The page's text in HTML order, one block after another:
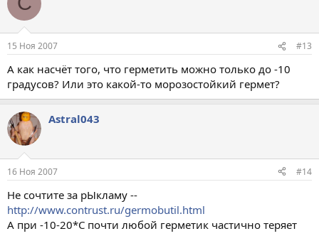
15 Ноя 2007 #13
А как насчёт того, что герметить можно только до -10
градусов? Или это какой-то морозостойкий гермет?
Astral043
16 Ноя 2007 #14
Не сочтите за рЫкламу --
http://www.contrust.ru/germobutil.html
А при -10-20*С почти любой герметик частично теряет